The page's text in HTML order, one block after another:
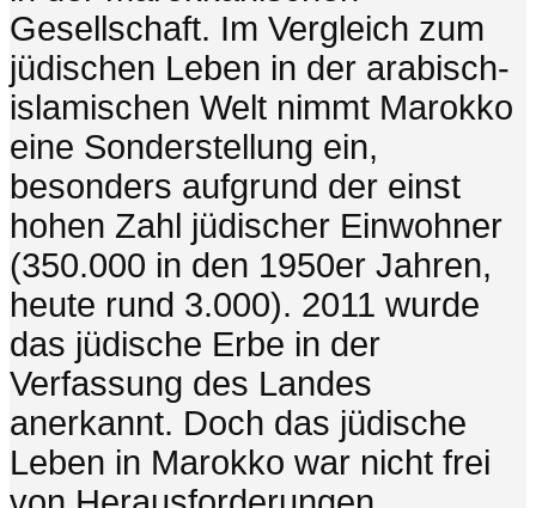
Gesellschaft. Im Vergleich zum
jüdischen Leben in der arabisch-
islamischen Welt nimmt Marokko
eine Sonderstellung ein,
besonders aufgrund der einst
hohen Zahl jüdischer Einwohner
(350.000 in den 1950er Jahren,
heute rund 3.000). 2011 wurde
das jüdische Erbe in der
Verfassung des Landes
anerkannt. Doch das jüdische
Leben in Marokko war nicht frei